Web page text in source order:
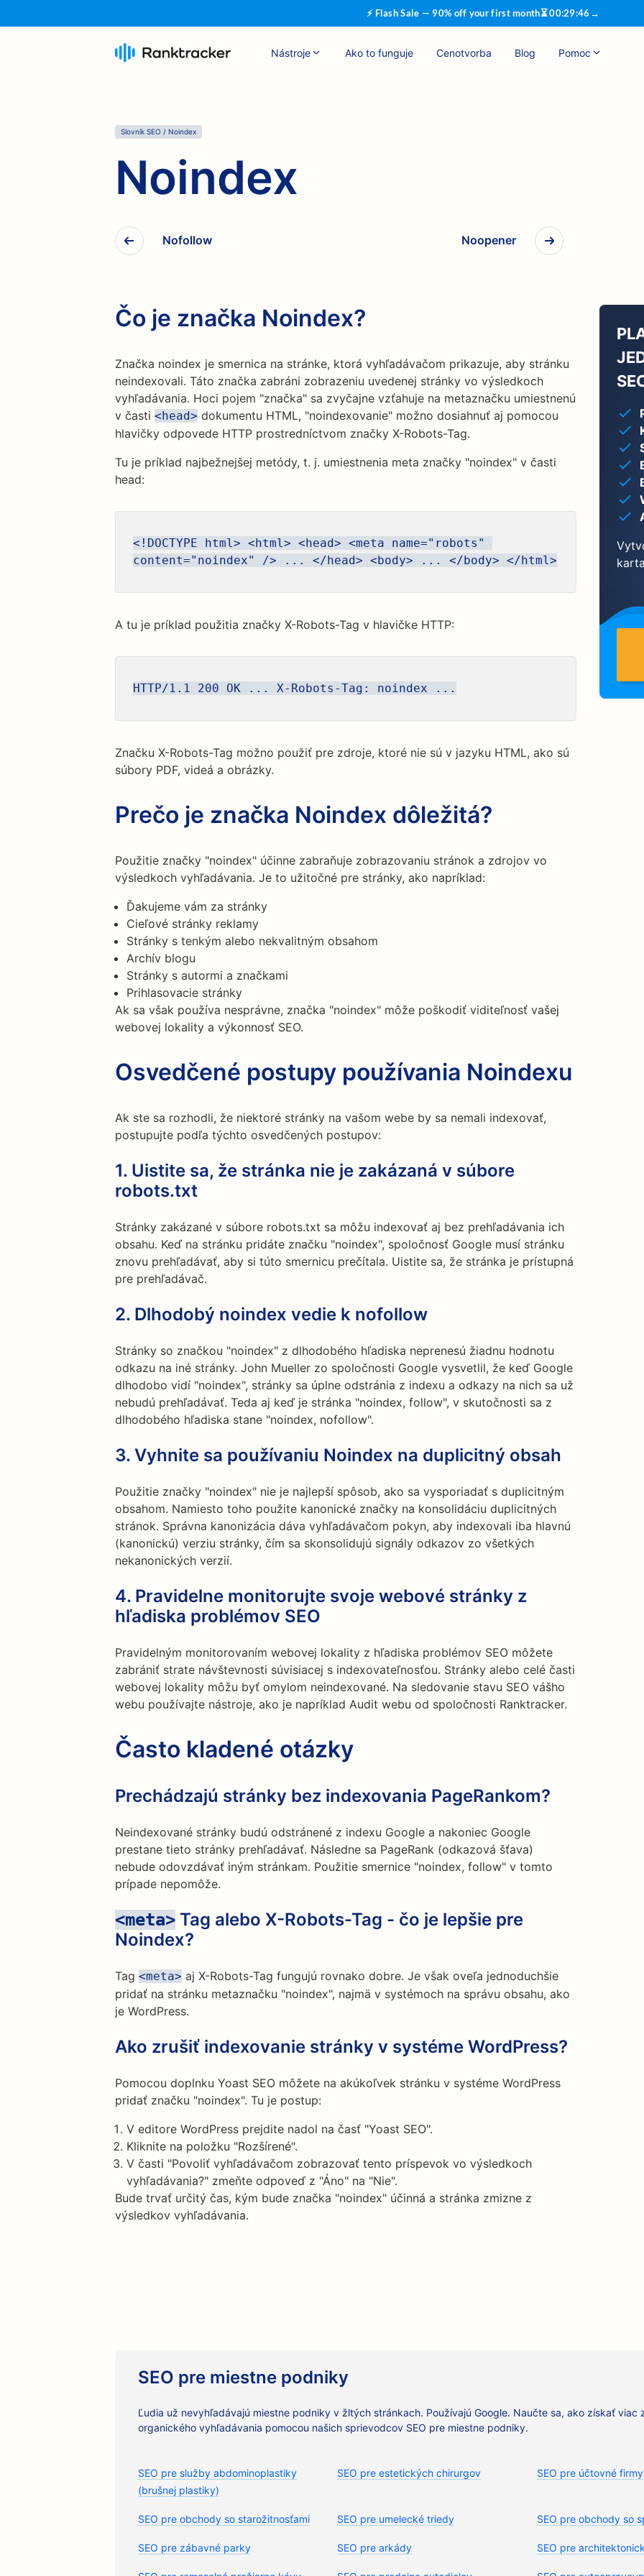
⚡ Flash Sale — 90% off your first month⏳00:29:45 →
Nástroje Ako to funguje Cenotvorba Blog Pomoc
Slovník SEO / Noindex
Noindex
Nofollow Noopener
Čo je značka Noindex?
Značka noindex je smernica na stránke, ktorá vyhľadávačom prikazuje, aby stránku
neindexovali. Táto značka zabráni zobrazeniu uvedenej stránky vo výsledkoch
vyhľadávania. Hoci pojem "značka" sa zvyčajne vzťahuje na metaznačku umiestnenú
v časti <head> dokumentu HTML, "noindexovanie" možno dosiahnuť aj pomocou
hlavičky odpovede HTTP prostredníctvom značky X-Robots-Tag.
Tu je príklad najbežnejšej metódy, t. j. umiestnenia meta značky "noindex" v časti
head:
<!DOCTYPE html> <html> <head> <meta name="robots"
content="noindex" /> ... </head> <body> ... </body> </html>
A tu je príklad použitia značky X-Robots-Tag v hlavičke HTTP:
HTTP/1.1 200 OK ... X-Robots-Tag: noindex ...
Značku X-Robots-Tag možno použiť pre zdroje, ktoré nie sú v jazyku HTML, ako sú
súbory PDF, videá a obrázky.
Prečo je značka Noindex dôležitá?
Použitie značky "noindex" účinne zabraňuje zobrazovaniu stránok a zdrojov vo
výsledkoch vyhľadávania. Je to užitočné pre stránky, ako napríklad:
Ďakujeme vám za stránky
Cieľové stránky reklamy
Stránky s tenkým alebo nekvalitným obsahom
Archív blogu
Stránky s autormi a značkami
Prihlasovacie stránky
Ak sa však používa nesprávne, značka "noindex" môže poškodiť viditeľnosť vašej
webovej lokality a výkonnosť SEO.
Osvedčené postupy používania Noindexu
Ak ste sa rozhodli, že niektoré stránky na vašom webe by sa nemali indexovať,
postupujte podľa týchto osvedčených postupov:
1. Uistite sa, že stránka nie je zakázaná v súbore
robots.txt
Stránky zakázané v súbore robots.txt sa môžu indexovať aj bez prehľadávania ich
obsahu. Keď na stránku pridáte značku "noindex", spoločnosť Google musí stránku
znovu prehľadávať, aby si túto smernicu prečítala. Uistite sa, že stránka je prístupná
pre prehľadávač.
2. Dlhodobý noindex vedie k nofollow
Stránky so značkou "noindex" z dlhodobého hľadiska neprenesú žiadnu hodnotu
odkazu na iné stránky. John Mueller zo spoločnosti Google vysvetlil, že keď Google
dlhodobo vidí "noindex", stránky sa úplne odstránia z indexu a odkazy na nich sa už
nebudú prehľadávať. Teda aj keď je stránka "noindex, follow", v skutočnosti sa z
dlhodobého hľadiska stane "noindex, nofollow".
3. Vyhnite sa používaniu Noindex na duplicitný obsah
Použitie značky "noindex" nie je najlepší spôsob, ako sa vysporiadať s duplicitným
obsahom. Namiesto toho použite kanonické značky na konsolidáciu duplicitných
stránok. Správna kanonizácia dáva vyhľadávačom pokyn, aby indexovali iba hlavnú
(kanonickú) verziu stránky, čím sa skonsolidujú signály odkazov zo všetkých
nekanonických verzií.
4. Pravidelne monitorujte svoje webové stránky z
hľadiska problémov SEO
Pravidelným monitorovaním webovej lokality z hľadiska problémov SEO môžete
zabrániť strate návštevnosti súvisiacej s indexovateľnosťou. Stránky alebo celé časti
webovej lokality môžu byť omylom neindexované. Na sledovanie stavu SEO vášho
webu používajte nástroje, ako je napríklad Audit webu od spoločnosti Ranktracker.
Často kladené otázky
Prechádzajú stránky bez indexovania PageRankom?
Neindexované stránky budú odstránené z indexu Google a nakoniec Google
prestane tieto stránky prehľadávať. Následne sa PageRank (odkazová šťava)
nebude odovzdávať iným stránkam. Použitie smernice "noindex, follow" v tomto
prípade nepomôže.
<meta> Tag alebo X-Robots-Tag - čo je lepšie pre
Noindex?
Tag <meta> aj X-Robots-Tag fungujú rovnako dobre. Je však oveľa jednoduchšie
pridať na stránku metaznačku "noindex", najmä v systémoch na správu obsahu, ako
je WordPress.
Ako zrušiť indexovanie stránky v systéme WordPress?
Pomocou doplnku Yoast SEO môžete na akúkoľvek stránku v systéme WordPress
pridať značku "noindex". Tu je postup:
V editore WordPress prejdite nadol na časť "Yoast SEO".
Kliknite na položku "Rozšírené".
V časti "Povoliť vyhľadávačom zobrazovať tento príspevok vo výsledkoch
vyhľadávania?" zmeňte odpoveď z "Áno" na "Nie".
Bude trvať určitý čas, kým bude značka "noindex" účinná a stránka zmizne z
výsledkov vyhľadávania.
SEO pre miestne podniky
Ľudia už nevyhľadávajú miestne podniky v žltých stránkach. Používajú Google. Naučte sa, ako získať viac
organického vyhľadávania pomocou našich sprievodcov SEO pre miestne podniky.
SEO pre služby abdominoplastiky
(brušnej plastiky)
SEO pre estetických chirurgov SEO pre účtovné firmy
SEO pre obchody so starožitnosťami SEO pre umelecké triedy SEO pre obchody so
SEO pre zábavné parky SEO pre arkády SEO pre